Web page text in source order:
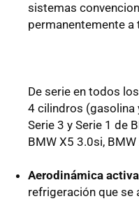
sistemas
permanentemente
De serie en todos
4 cilindros (gasolina
Serie 3 y Serie 1 de
BMW X5 3.0si,
Aerodinámica activa
refrigeración que se